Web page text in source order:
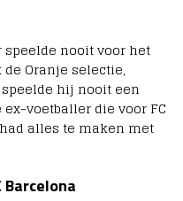
speelde nooit voor het
Oranje selectie,
hij nooit een
voetballer die voor FC
alles te maken met